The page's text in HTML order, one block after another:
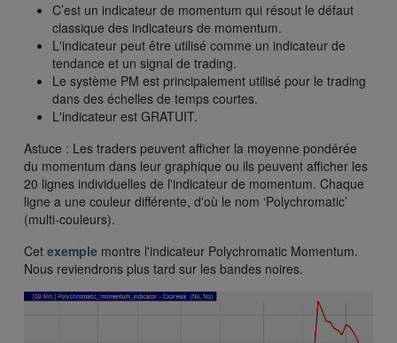
C’est un indicateur de momentum qui résout le défaut
classique des indicateurs de momentum.
L'indicateur peut être utilisé comme un indicateur de
tendance et un signal de trading.
Le système PM est principalement utilisé pour le trading
dans des échelles de temps courtes.
L'indicateur est GRATUIT.
Astuce : Les traders peuvent afficher la moyenne pondérée
du momentum dans leur graphique ou ils peuvent afficher les
20 lignes individuelles de l'indicateur de momentum. Chaque
ligne a une couleur différente, d'où le nom ‘Polychromatic’
(multi-couleurs).
Cet exemple montre l'indicateur Polychromatic Momentum.
Nous reviendrons plus tard sur les bandes noires.